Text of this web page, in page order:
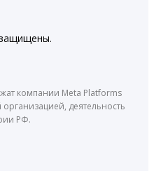
компании Meta Platforms
деятельность
РФ.